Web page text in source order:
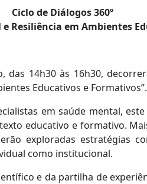
Ciclo de Diálogos 360º
Resiliência em Ambientes
das 14h30 às 16h30,
Educativos e Formativos”.
em saúde mental,
educativo e formativo.
exploradas estratégias
como institucional.
e da partilha de